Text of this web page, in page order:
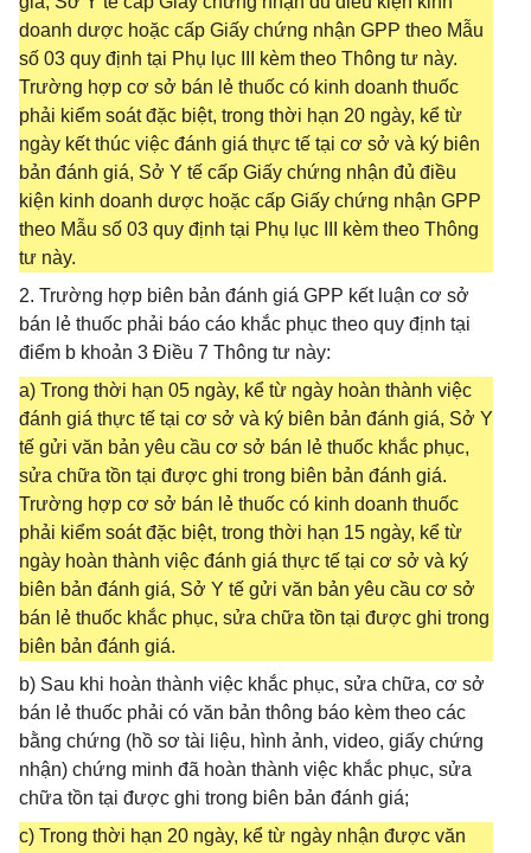
doanh dược hoặc cấp Giấy chứng nhận GPP theo Mẫu
số 03 quy định tại Phụ lục III kèm theo Thông tư này.
Trường hợp cơ sở bán lẻ thuốc có kinh doanh thuốc
phải kiểm soát đặc biệt, trong thời hạn 20 ngày, kể từ
ngày kết thúc việc đánh giá thực tế tại cơ sở và ký biên
bản đánh giá, Sở Y tế cấp Giấy chứng nhận đủ điều
kiện kinh doanh dược hoặc cấp Giấy chứng nhận GPP
theo Mẫu số 03 quy định tại Phụ lục III kèm theo Thông
tư này.
2. Trường hợp biên bản đánh giá GPP kết luận cơ sở
bán lẻ thuốc phải báo cáo khắc phục theo quy định tại
điểm b khoản 3 Điều 7 Thông tư này:
a) Trong thời hạn 05 ngày, kể từ ngày hoàn thành việc
đánh giá thực tế tại cơ sở và ký biên bản đánh giá, Sở Y
tế gửi văn bản yêu cầu cơ sở bán lẻ thuốc khắc phục,
sửa chữa tồn tại được ghi trong biên bản đánh giá.
Trường hợp cơ sở bán lẻ thuốc có kinh doanh thuốc
phải kiểm soát đặc biệt, trong thời hạn 15 ngày, kể từ
ngày hoàn thành việc đánh giá thực tế tại cơ sở và ký
biên bản đánh giá, Sở Y tế gửi văn bản yêu cầu cơ sở
bán lẻ thuốc khắc phục, sửa chữa tồn tại được ghi trong
biên bản đánh giá.
b) Sau khi hoàn thành việc khắc phục, sửa chữa, cơ sở
bán lẻ thuốc phải có văn bản thông báo kèm theo các
bằng chứng (hồ sơ tài liệu, hình ảnh, video, giấy chứng
nhận) chứng minh đã hoàn thành việc khắc phục, sửa
chữa tồn tại được ghi trong biên bản đánh giá;
c) Trong thời hạn 20 ngày, kể từ ngày nhận được văn